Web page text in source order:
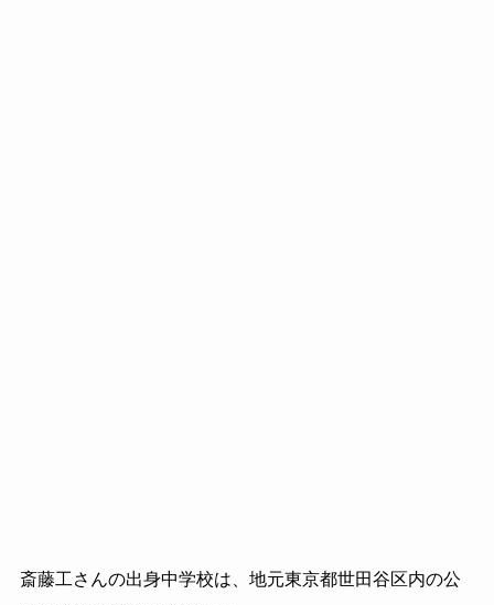
斎藤工さんの出身中学校は、地元東京都世田谷区内の公